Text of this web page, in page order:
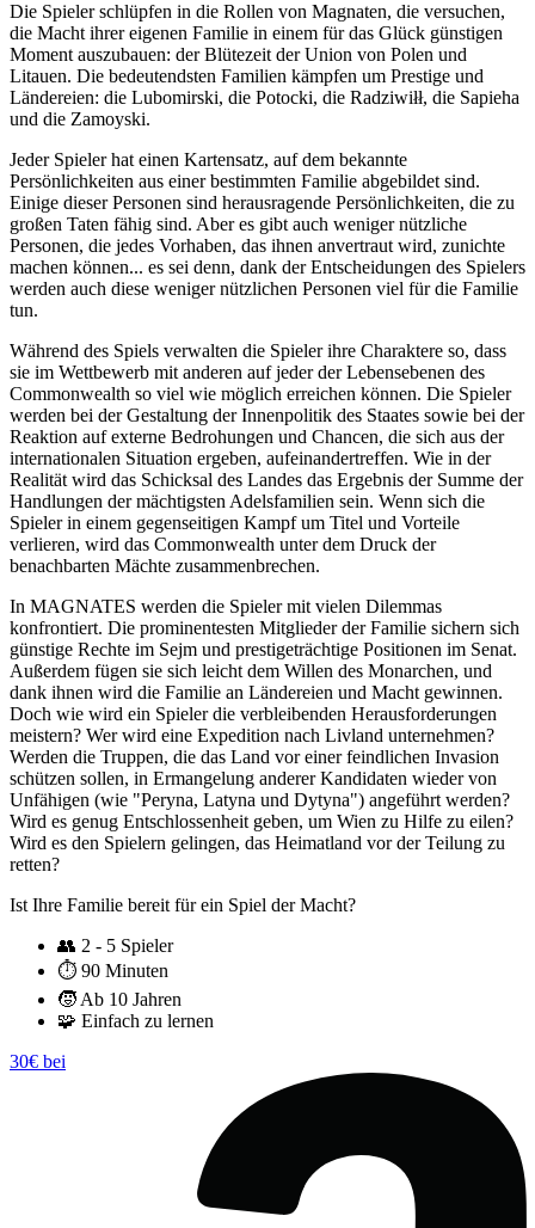
Die Spieler schlüpfen in die Rollen von Magnaten, die versuchen,
die Macht ihrer eigenen Familie in einem für das Glück günstigen
Moment auszubauen: der Blütezeit der Union von Polen und
Litauen. Die bedeutendsten Familien kämpfen um Prestige und
Ländereien: die Lubomirski, die Potocki, die Radziwiłł, die Sapieha
und die Zamoyski.
Jeder Spieler hat einen Kartensatz, auf dem bekannte
Persönlichkeiten aus einer bestimmten Familie abgebildet sind.
Einige dieser Personen sind herausragende Persönlichkeiten, die zu
großen Taten fähig sind. Aber es gibt auch weniger nützliche
Personen, die jedes Vorhaben, das ihnen anvertraut wird, zunichte
machen können... es sei denn, dank der Entscheidungen des Spielers
werden auch diese weniger nützlichen Personen viel für die Familie
tun.
Während des Spiels verwalten die Spieler ihre Charaktere so, dass
sie im Wettbewerb mit anderen auf jeder der Lebensebenen des
Commonwealth so viel wie möglich erreichen können. Die Spieler
werden bei der Gestaltung der Innenpolitik des Staates sowie bei der
Reaktion auf externe Bedrohungen und Chancen, die sich aus der
internationalen Situation ergeben, aufeinandertreffen. Wie in der
Realität wird das Schicksal des Landes das Ergebnis der Summe der
Handlungen der mächtigsten Adelsfamilien sein. Wenn sich die
Spieler in einem gegenseitigen Kampf um Titel und Vorteile
verlieren, wird das Commonwealth unter dem Druck der
benachbarten Mächte zusammenbrechen.
In MAGNATES werden die Spieler mit vielen Dilemmas
konfrontiert. Die prominentesten Mitglieder der Familie sichern sich
günstige Rechte im Sejm und prestigeträchtige Positionen im Senat.
Außerdem fügen sie sich leicht dem Willen des Monarchen, und
dank ihnen wird die Familie an Ländereien und Macht gewinnen.
Doch wie wird ein Spieler die verbleibenden Herausforderungen
meistern? Wer wird eine Expedition nach Livland unternehmen?
Werden die Truppen, die das Land vor einer feindlichen Invasion
schützen sollen, in Ermangelung anderer Kandidaten wieder von
Unfähigen (wie "Peryna, Latyna und Dytyna") angeführt werden?
Wird es genug Entschlossenheit geben, um Wien zu Hilfe zu eilen?
Wird es den Spielern gelingen, das Heimatland vor der Teilung zu
retten?
Ist Ihre Familie bereit für ein Spiel der Macht?
👥 2 - 5 Spieler
⏱️ 90 Minuten
🧒 Ab 10 Jahren
🧩 Einfach zu lernen
30€ bei